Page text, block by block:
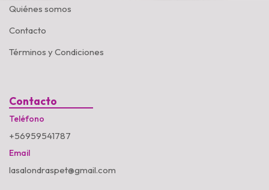
Quiénes somos
Contacto
Términos y Condiciones
Contacto
Teléfono
+56959541787
Email
lasalondraspet@gmail.com